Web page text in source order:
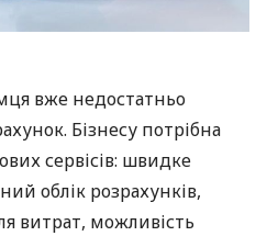
вже недостатньо
Бізнесу потрібна
сервісів: швидке
облік розрахунків,
витрат, можливість